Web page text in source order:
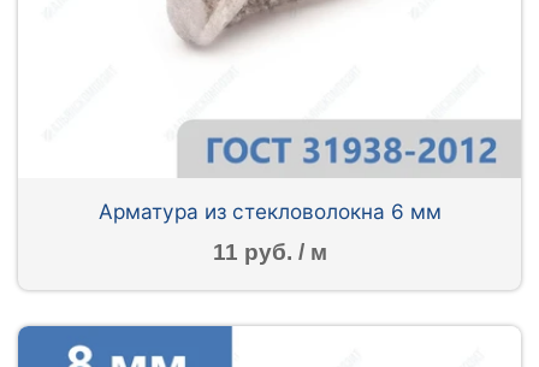
Арматура из стекловолокна 6 мм
11 руб. / м